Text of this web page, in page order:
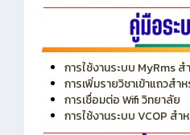
การใช้งานระบบ MyRms
การเพิ่มรายวิชาเข้าแถวสำ
การเชื่อมต่อ Wifi วิทยาลัย
การใช้งานระบบ VCOP สำ